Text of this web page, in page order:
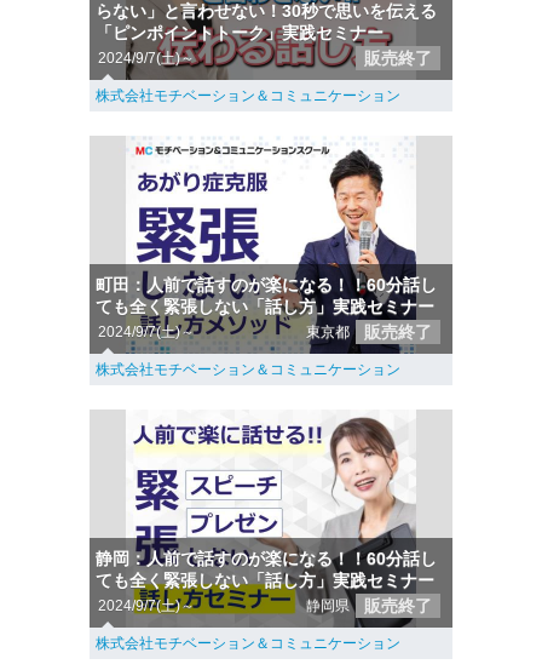
らない」と言わせない！30秒で思いを伝える
「ピンポイントトーク」実践セミナー
2024/9/7(土)～ 販売終了
株式会社モチベーション＆コミュニケーション
町田：人前で話すのが楽になる！！60分話し
ても全く緊張しない「話し方」実践セミナー
2024/9/7(土)～ 東京都 販売終了
株式会社モチベーション＆コミュニケーション
静岡：人前で話すのが楽になる！！60分話し
ても全く緊張しない「話し方」実践セミナー
2024/9/7(土)～ 静岡県 販売終了
株式会社モチベーション＆コミュニケーション